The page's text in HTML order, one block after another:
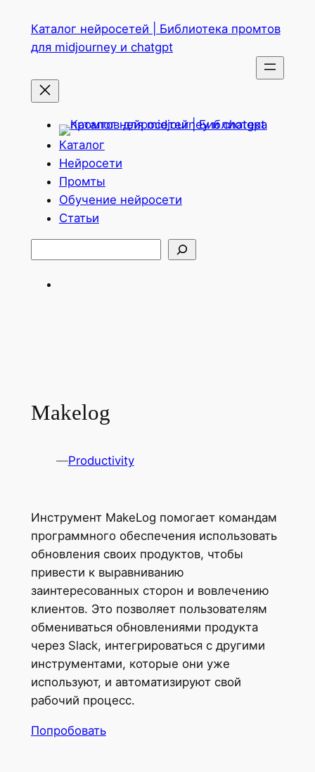
содержимому
Каталог нейросетей | Библиотека промтов
для midjourney и chatgpt
Каталог
Нейросети
Промты
Обучение нейросети
Статьи
Makelog
—Productivity
Инструмент MakeLog помогает командам
программного обеспечения использовать
обновления своих продуктов, чтобы
привести к выравниванию
заинтересованных сторон и вовлечению
клиентов. Это позволяет пользователям
обмениваться обновлениями продукта
через Slack, интегрироваться с другими
инструментами, которые они уже
используют, и автоматизируют свой
рабочий процесс.
Попробовать